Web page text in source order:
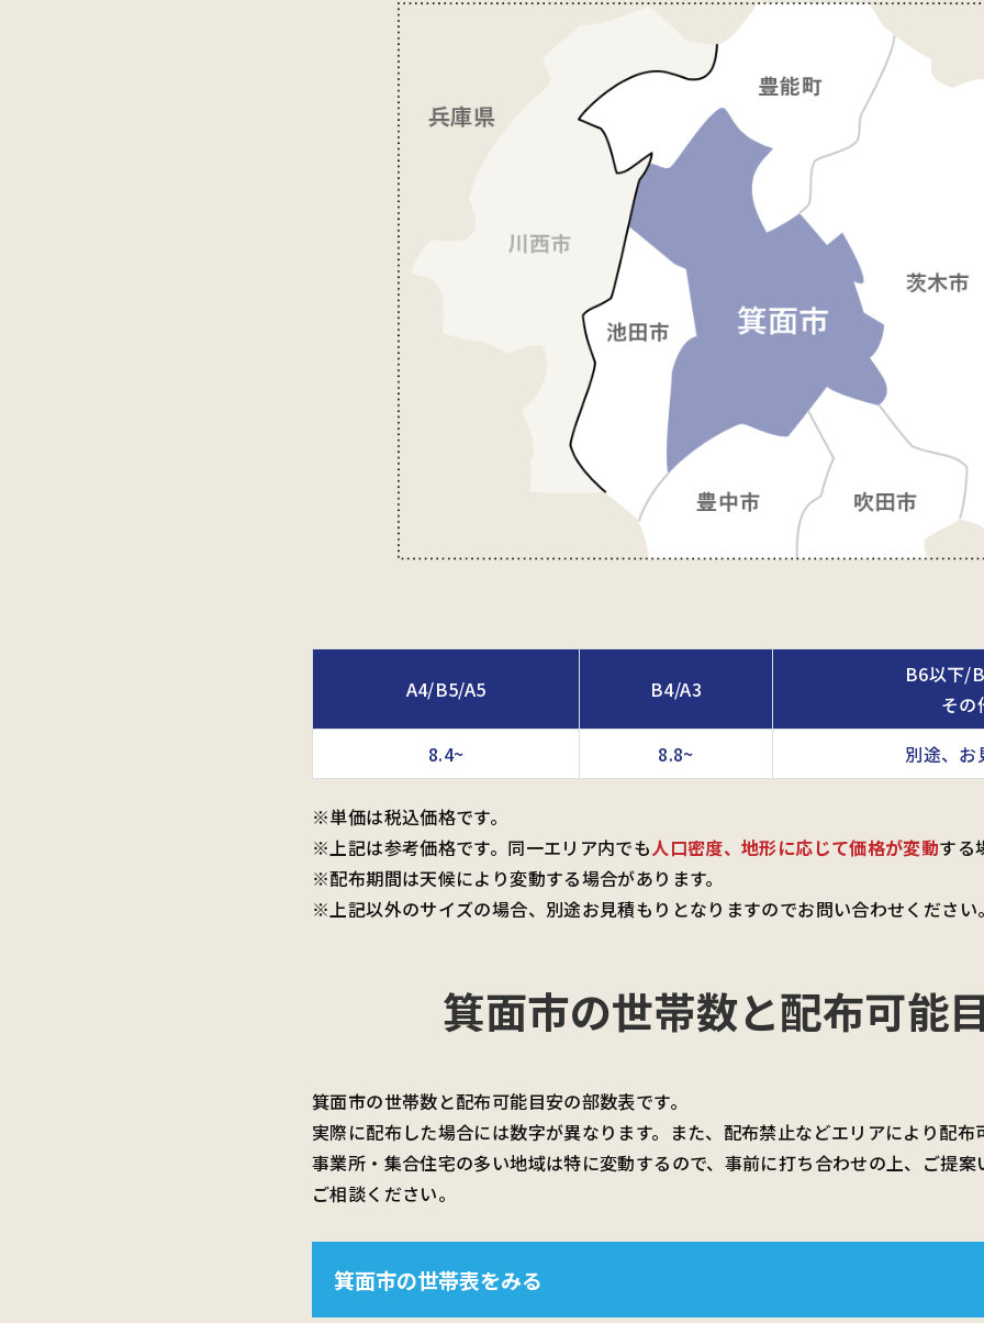
A4/B5/A5 B4/A3
B6以下/
その
8.4~
8.8~ 別途、お
※単価は税込価格です。
※上記は参考価格です。同一エリア内でも人口密度、地形に応じて価格が変動する
※配布期間は天候により変動する場合があります。
※上記以外のサイズの場合、別途お見積もりとなりますのでお問い合わせください
箕面市の世帯数と配布可能
箕面市の世帯数と配布可能目安の部数表です。
実際に配布した場合には数字が異なります。また、配布禁止などエリアにより配布
事業所・集合住宅の多い地域は特に変動するので、事前に打ち合わせの上、ご提案
ご相談ください。
箕面市の世帯表をみる